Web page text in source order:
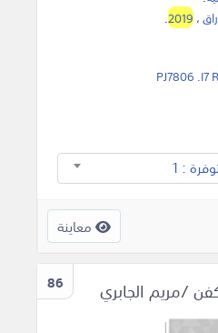
،2019
.
PJ7806 .I7
: 1
معاينة
86 /مريم الجابري